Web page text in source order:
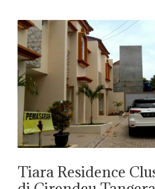
Tiara Residence